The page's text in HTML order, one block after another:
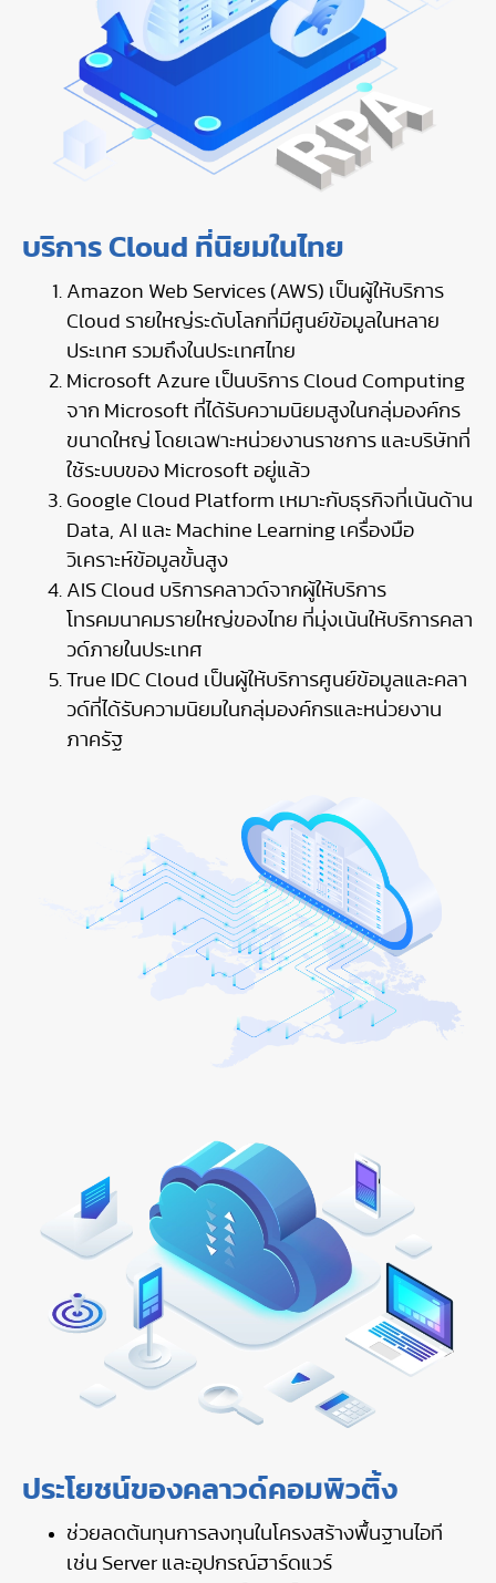
บริการ Cloud ที่นิยมในไทย
Amazon Web Services (AWS) เป็นผู้ให้บริการ
Cloud รายใหญ่ระดับโลกที่มีศูนย์ข้อมูลในหลาย
ประเทศ รวมถึงในประเทศไทย
Microsoft Azure เป็นบริการ Cloud Computing
จาก Microsoft ที่ได้รับความนิยมสูงในกลุ่มองค์กร
ขนาดใหญ่ โดยเฉพาะหน่วยงานราชการ และบริษัทที่
ใช้ระบบของ Microsoft อยู่แล้ว
Google Cloud Platform เหมาะกับธุรกิจที่เน้นด้าน
Data, AI และ Machine Learning เครื่องมือ
วิเคราะห์ข้อมูลขั้นสูง
AIS Cloud บริการคลาวด์จากผู้ให้บริการ
โทรคมนาคมรายใหญ่ของไทย ที่มุ่งเน้นให้บริการคลา
วด์ภายในประเทศ
True IDC Cloud เป็นผู้ให้บริการศูนย์ข้อมูลและคลา
วด์ที่ได้รับความนิยมในกลุ่มองค์กรและหน่วยงาน
ภาครัฐ
ประโยชน์ของคลาวด์คอมพิวติ้ง
ช่วยลดต้นทุนการลงทุนในโครงสร้างพื้นฐานไอที
เช่น Server และอุปกรณ์ฮาร์ดแวร์